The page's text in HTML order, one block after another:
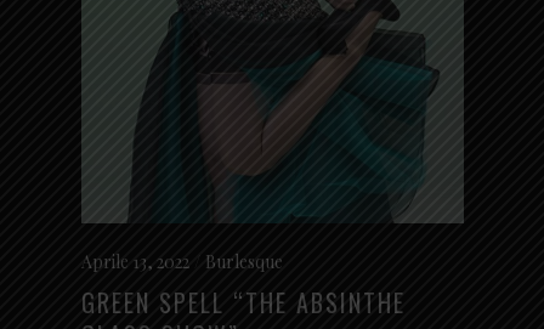
Aprile 13, 2022 Burlesque
GREEN SPELL “THE ABSINTHE